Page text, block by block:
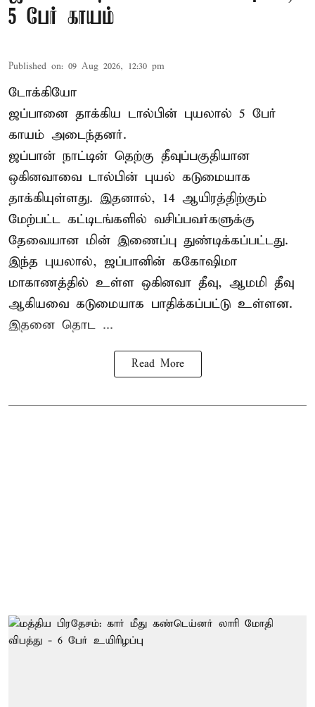
5 பேர் காயம்
Published on: 09 Aug 2026, 12:30 pm
டோக்கியோ
ஜப்பானை தாக்கிய டால்பின் புயலால் 5 பேர்
காயம் அடைந்தனர்.
ஜப்பான் நாட்டின் தெற்கு தீவுப்பகுதியான
ஒகினவாவை டால்பின் புயல் கடுமையாக
தாக்கியுள்ளது. இதனால், 14 ஆயிரத்திற்கும்
மேற்பட்ட கட்டிடங்களில் வசிப்பவர்களுக்கு
தேவையான மின் இணைப்பு துண்டிக்கப்பட்டது.
இந்த புயலால், ஜப்பானின் ககோஷிமா
மாகாணத்தில் உள்ள ஒகினவா தீவு, ஆமமி தீவு
ஆகியவை கடுமையாக பாதிக்கப்பட்டு உள்ளன.
இதனை தொட ...
Read More